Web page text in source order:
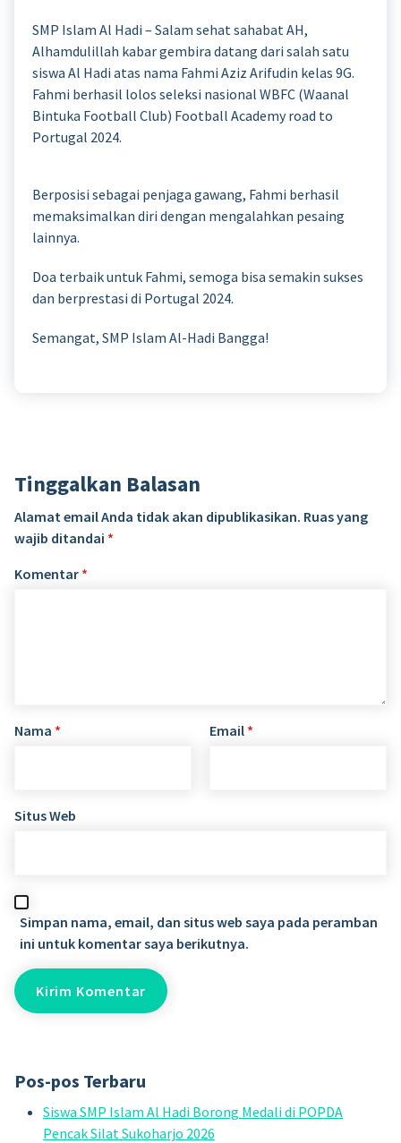
SMP Islam Al Hadi – Salam sehat sahabat AH,
Alhamdulillah kabar gembira datang dari salah satu
siswa Al Hadi atas nama Fahmi Aziz Arifudin kelas 9G.
Fahmi berhasil lolos seleksi nasional WBFC (Waanal
Bintuka Football Club) Football Academy road to
Portugal 2024.
Berposisi sebagai penjaga gawang, Fahmi berhasil
memaksimalkan diri dengan mengalahkan pesaing
lainnya.
Doa terbaik untuk Fahmi, semoga bisa semakin sukses
dan berprestasi di Portugal 2024.
Semangat, SMP Islam Al-Hadi Bangga!
Tinggalkan Balasan
Alamat email Anda tidak akan dipublikasikan. Ruas yang
wajib ditandai *
Komentar *
Nama * Email *
Situs Web
Simpan nama, email, dan situs web saya pada peramban
ini untuk komentar saya berikutnya.
Pos-pos Terbaru
Siswa SMP Islam Al Hadi Borong Medali di POPDA
Pencak Silat Sukoharjo 2026